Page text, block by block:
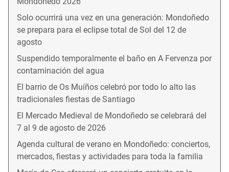
Solo ocurrirá una vez en una generación: Mondoñedo
se prepara para el eclipse total de Sol del 12 de
agosto
Suspendido temporalmente el baño en A Fervenza por
contaminación del agua
El barrio de Os Muíños celebró por todo lo alto las
tradicionales fiestas de Santiago
El Mercado Medieval de Mondoñedo se celebrará del
7 al 9 de agosto de 2026
Agenda cultural de verano en Mondoñedo: conciertos,
mercados, fiestas y actividades para toda la familia